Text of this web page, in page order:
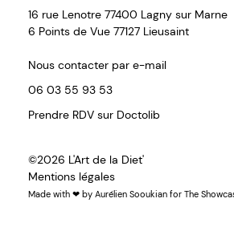
16 rue Lenotre 77400 Lagny sur Marne
6 Points de Vue 77127 Lieusaint
Nous contacter par e-mail
06 03 55 93 53
Prendre RDV sur Doctolib
©2026 L'Art de la Diet'
Mentions légales
Made with ❤ by Aurélien Sooukian for The